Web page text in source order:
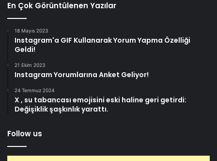
En Çok Görüntülenen Yazılar
18 Mayıs 2023
Instagram'a GIF Kullanarak Yorum Yapma Özelliği
Geldi!
21 Ekim 2023
Instagram Yorumlarına Anket Geliyor!
24 Temmuz 2024
X , su tabancası emojisini eski haline geri getirdi:
Değişiklik şaşkınlık yarattı.
Follow us